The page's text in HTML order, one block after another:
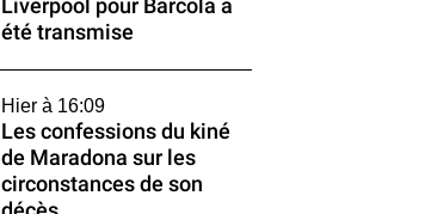
Liverpool pour Barcola a
été transmise
Hier à 16:09
Les confessions du kiné
de Maradona sur les
circonstances de son